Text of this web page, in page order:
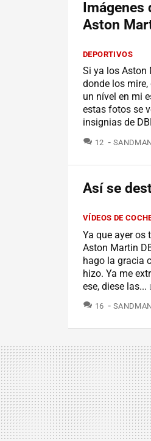
Imágenes
Aston
DEPORTIVOS
Si ya los Aston
donde los
un nível en mi
estas fotos se
insignias de
12
Así se
VÍDEOS DE
Ya que ayer os
Aston Martin
hago la gracia
hizo. Ya me
ese, diese las...
16